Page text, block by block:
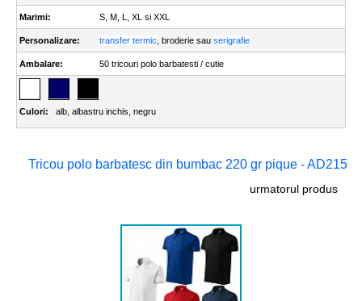
Marimi: S, M, L, XL si XXL
Personalizare: transfer termic , broderie sau serigrafie
Ambalare: 50 tricouri polo barbatesti / cutie
Culori: alb albastru inchis negru
Tricou polo barbatesc din bumbac 220 gr pique - AD215
urmatorul produs